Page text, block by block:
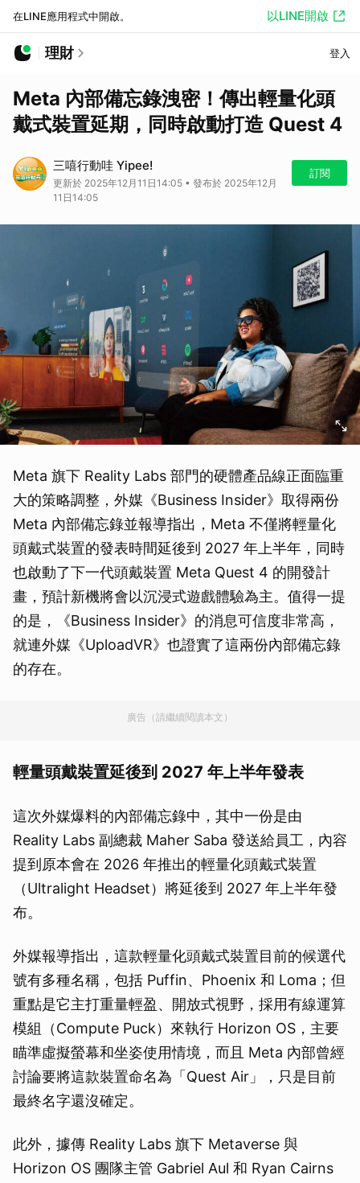
在LINE應用程式中開啟。 以LINE開啟
理財 登入
Meta 內部備忘錄洩密！傳出輕量化頭
戴式裝置延期，同時啟動打造 Quest 4
三嘻行動哇 Yipee!
更新於 2025年12月11日14:05 • 發布於 2025年12月
11日14:05
訂閱
Meta 旗下 Reality Labs 部門的硬體產品線正面臨重
大的策略調整，外媒《Business Insider》取得兩份
Meta 內部備忘錄並報導指出，Meta 不僅將輕量化
頭戴式裝置的發表時間延後到 2027 年上半年，同時
也啟動了下一代頭戴裝置 Meta Quest 4 的開發計
畫，預計新機將會以沉浸式遊戲體驗為主。值得一提
的是，《Business Insider》的消息可信度非常高，
就連外媒《UploadVR》也證實了這兩份內部備忘錄
的存在。
廣告（請繼續閱讀本文）
輕量頭戴裝置延後到 2027 年上半年發表
這次外媒爆料的內部備忘錄中，其中一份是由
Reality Labs 副總裁 Maher Saba 發送給員工，內容
提到原本會在 2026 年推出的輕量化頭戴式裝置
（Ultralight Headset）將延後到 2027 年上半年發
布。
外媒報導指出，這款輕量化頭戴式裝置目前的候選代
號有多種名稱，包括 Puffin、Phoenix 和 Loma；但
重點是它主打重量輕盈、開放式視野，採用有線運算
模組（Compute Puck）來執行 Horizon OS，主要
瞄準虛擬螢幕和坐姿使用情境，而且 Meta 內部曾經
討論要將這款裝置命名為「Quest Air」，只是目前
最終名字還沒確定。
此外，據傳 Reality Labs 旗下 Metaverse 與
Horizon OS 團隊主管 Gabriel Aul 和 Ryan Cairns